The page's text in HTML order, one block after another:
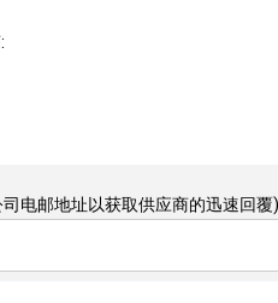
电邮地址以获取供应商的迅速回覆)